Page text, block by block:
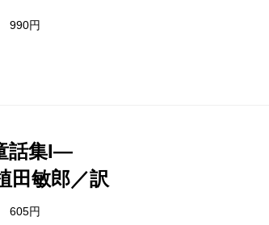
990円
話集I―
田敏郎／訳
605円